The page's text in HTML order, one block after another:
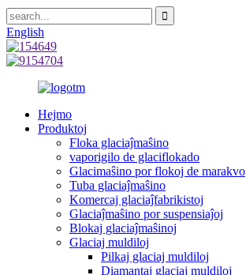
English
Hejmo
Produktoj
Floka glaciaĵmaŝino
vaporigilo de glaciflokado
Glacimaŝino por flokoj de marakvo
Tuba glaciaĵmaŝino
Komercaj glaciaĵfabrikistoj
Glaciaĵmaŝino por suspensiaĵoj
Blokaj glaciaĵmaŝinoj
Glaciaj muldiloj
Pilkaj glaciaj muldiloj
Diamantaj glaciaj muldiloj